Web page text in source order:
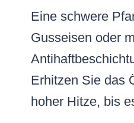
Eine schwere
Gusseisen oder
Erhitzen Sie das
hoher Hitze, bis